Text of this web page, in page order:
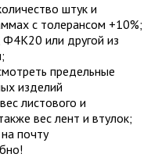
штук и
с толерансом +10%;
или другой из
предельные
изделий
листового и
вес лент и втулок;
почту